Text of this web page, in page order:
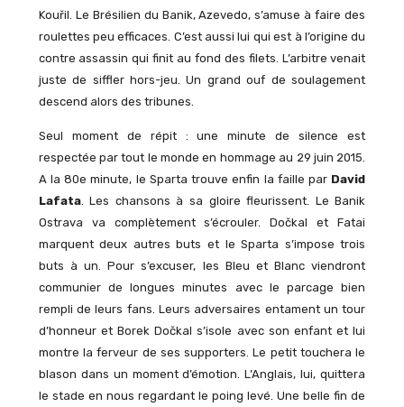
Kouřil. Le Brésilien du Banik, Azevedo, s’amuse à faire des
roulettes peu efficaces. C’est aussi lui qui est à l’origine du
contre assassin qui finit au fond des filets. L’arbitre venait
juste de siffler hors-jeu. Un grand ouf de soulagement
descend alors des tribunes.
Seul moment de répit : une minute de silence est
respectée par tout le monde en hommage au 29 juin 2015.
A la 80e minute, le Sparta trouve enfin la faille par David
Lafata. Les chansons à sa gloire fleurissent. Le Banik
Ostrava va complètement s’écrouler. Dočkal et Fatai
marquent deux autres buts et le Sparta s’impose trois
buts à un. Pour s’excuser, les Bleu et Blanc viendront
communier de longues minutes avec le parcage bien
rempli de leurs fans. Leurs adversaires entament un tour
d’honneur et Borek Dočkal s’isole avec son enfant et lui
montre la ferveur de ses supporters. Le petit touchera le
blason dans un moment d’émotion. L’Anglais, lui, quittera
le stade en nous regardant le poing levé. Une belle fin de